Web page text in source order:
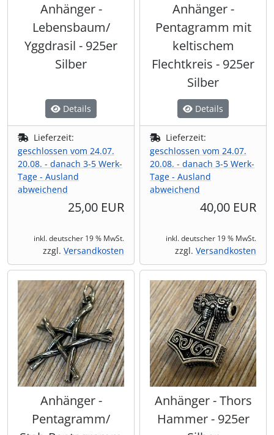
Anhänger -
Lebensbaum/
Yggdrasil - 925er
Silber
Details
Lieferzeit:
geschlossen vom 24.07.
20.08. - danach 3-5 Werk-
Tage - Ausland
abweichend
25,00 EUR
inkl. deutscher 19 % MwSt.
zzgl. Versandkosten
Anhänger -
Pentagramm mit
keltischem
Flechtkreis - 925er
Silber
Details
Lieferzeit:
geschlossen vom 24.07.
20.08. - danach 3-5 Werk-
Tage - Ausland
abweichend
40,00 EUR
inkl. deutscher 19 % MwSt.
zzgl. Versandkosten
Anhänger -
Pentagramm/
Anhänger - Thors
Hammer - 925er